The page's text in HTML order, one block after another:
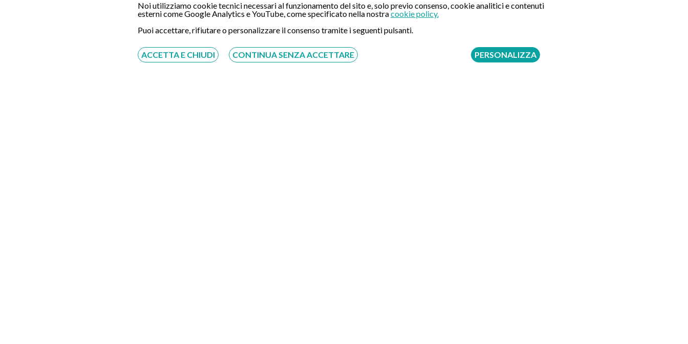
Noi utilizziamo cookie tecnici necessari al funzionamento del sito e, solo previo consenso, cookie analitici e contenuti
esterni come Google Analytics e YouTube, come specificato nella nostracookie policy.
Puoi accettare, rifiutare o personalizzare il consenso tramite i seguenti pulsanti.
ACCETTA E CHIUDI CONTINUA SENZA ACCETTARE PERSONALIZZA
raccogliere un campione di tessuto endometrioso e sottoporlo a biopsia.